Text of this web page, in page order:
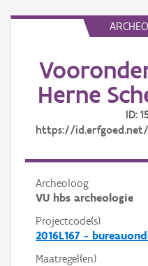
Aanmelden
Herne
ID:
https://
Archeoloog
VU hbs archeologie
Projectcode(s)
2016L167 -
Maatregel(en)